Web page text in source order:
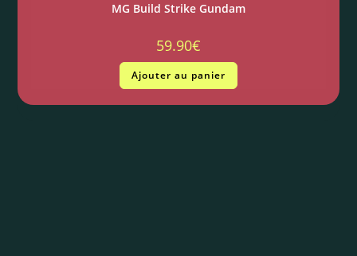
MG Build Strike Gundam
59.90€
Ajouter au panier